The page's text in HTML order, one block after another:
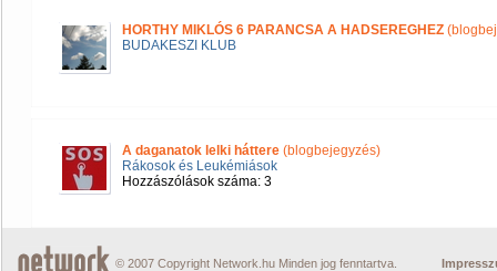
HORTHY MIKLÓS 6 PARANCSA A HADSEREGHEZ
BUDAKESZI KLUB
A daganatok lelki háttere (blogbejegyzés)
Rákosok és Leukémiások
Hozzászólások száma: 3
© 2007 Copyright Network.hu Minden jog fenntartva.